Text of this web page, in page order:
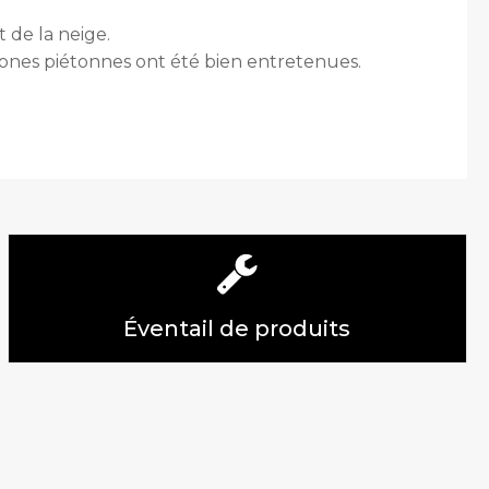
de la neige.
piétonnes ont été bien entretenues.
Éventail de produits